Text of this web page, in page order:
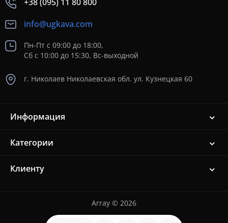
info@ugkava.com
Пн-Пт с 09:00 до 18:00,
Сб с 10:00 до 15:30, Вс-выходной
г. Николаев Николаевская обл. ул. Кузнецкая 60
Информация
Категории
Клиенту
Array © 2026